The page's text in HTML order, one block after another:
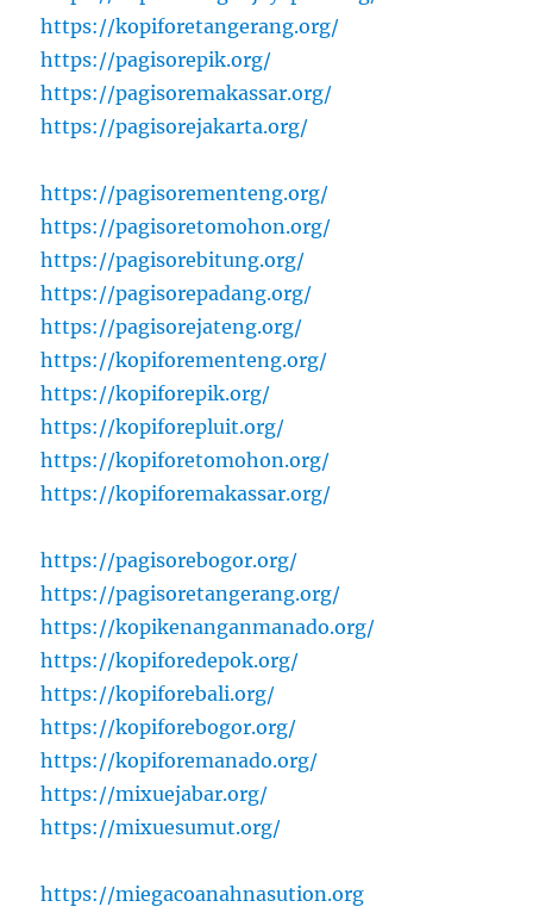
https://kopiforetangerang.org/
https://pagisorepik.org/
https://pagisoremakassar.org/
https://pagisorejakarta.org/
https://pagisorementeng.org/
https://pagisoretomohon.org/
https://pagisorebitung.org/
https://pagisorepadang.org/
https://pagisorejateng.org/
https://kopiforementeng.org/
https://kopiforepik.org/
https://kopiforepluit.org/
https://kopiforetomohon.org/
https://kopiforemakassar.org/
https://pagisorebogor.org/
https://pagisoretangerang.org/
https://kopikenanganmanado.org/
https://kopiforedepok.org/
https://kopiforebali.org/
https://kopiforebogor.org/
https://kopiforemanado.org/
https://mixuejabar.org/
https://mixuesumut.org/
https://miegacoanahnasution.org